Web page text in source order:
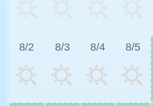
8/2 8/3 8/4 8/5